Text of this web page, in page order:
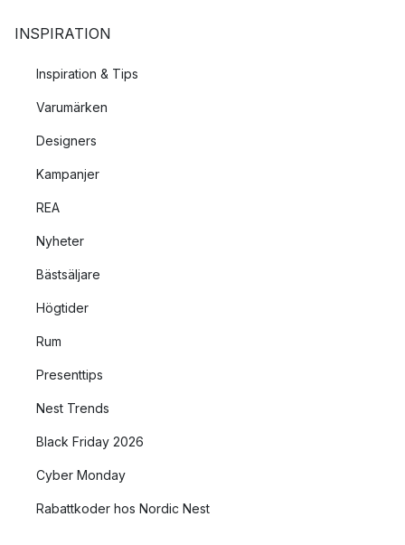
INSPIRATION
Inspiration & Tips
Varumärken
Designers
Kampanjer
REA
Nyheter
Bästsäljare
Högtider
Rum
Presenttips
Nest Trends
Black Friday 2026
Cyber Monday
Rabattkoder hos Nordic Nest